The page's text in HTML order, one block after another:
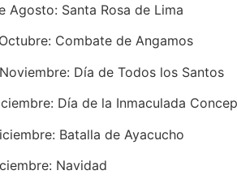
Agosto: Santa Rosa de Lima
Combate de Angamos
Día de Todos los Santos
Día de la Inmaculada
Batalla de Ayacucho
Navidad